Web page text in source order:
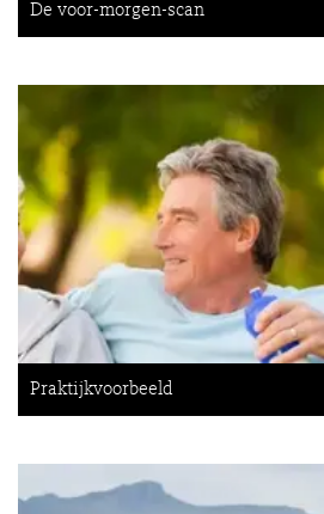
De voor-morgen-scan
Praktijkvoorbeeld